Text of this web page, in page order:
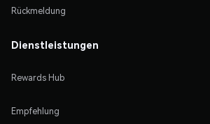
Rückmeldung
Dienstleistungen
Rewards Hub
Empfehlung